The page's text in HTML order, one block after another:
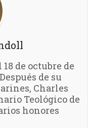
de octubre de
de su
Charles
Teológico de
honores